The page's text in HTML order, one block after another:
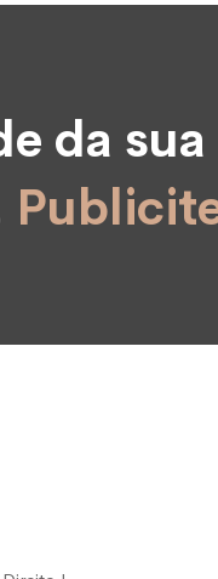
da sua